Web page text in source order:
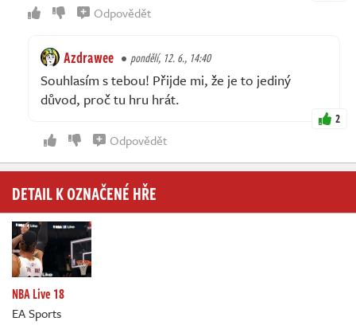
Odpovědět
Azdrawee pondělí, 12. 6., 14:40
Souhlasím s tebou! Přijde mi, že je to jediný
důvod, proč tu hru hrát.
2
Odpovědět
DETAIL K OZNAČENÉ HŘE
NBA Live 18
EA Sports